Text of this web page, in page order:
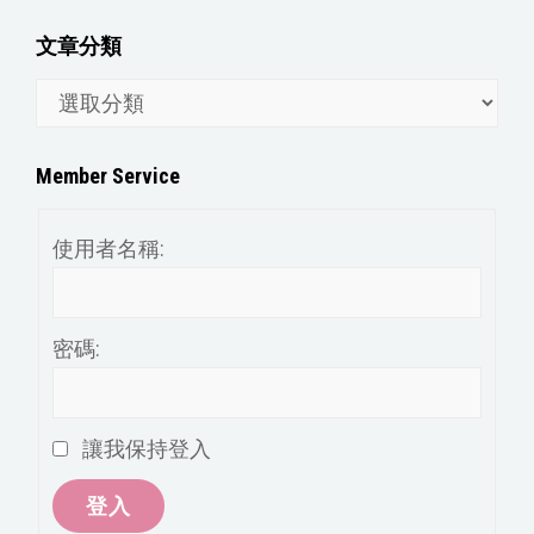
文章分類
分
Member Service
使用者名稱:
密碼:
讓我保持登入
登入